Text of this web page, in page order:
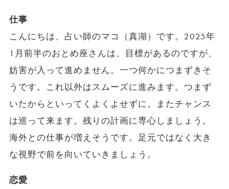
仕事
こんにちは、占い師のマコ（真湖）です。2025年
1月前半のおとめ座さんは、目標があるのですが、
妨害が入って進めません。一つ何かにつまずきそ
うです。これ以外はスムーズに進みます。つまず
いたからといってくよくよせずに。またチャンス
は巡って来ます。残りの計画に専心しましょう。
海外との仕事が増えそうです。足元ではなく大き
な視野で前を向いていきましょう。
恋愛